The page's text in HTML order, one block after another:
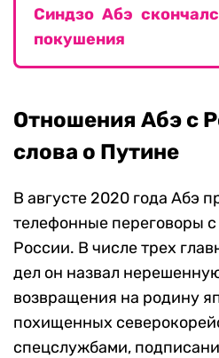
Синдзо Абэ
покушения
Отношения Абэ с
слова о Путине
В августе 2020 года Абэ
телефонные переговоры
России. В числе трех
дел он назвал
возвращения на родину
похищенных
спецслужбами,